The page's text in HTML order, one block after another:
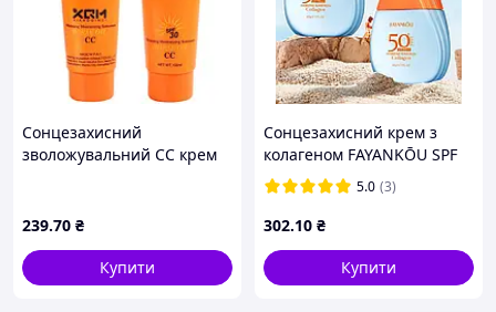
Сонцезахисний
зволожувальний СС крем
239.70 ₴
Купити
Сонцезахисний крем з
колагеном FAYANKŌU SPF
50+, 60g
5.0 (3)
302.10 ₴
Купити